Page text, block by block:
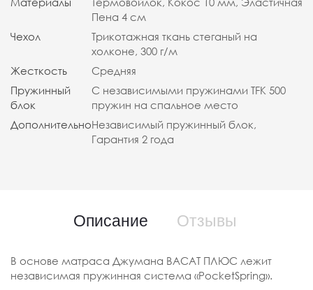
Пена 4 см
Чехол
Трикотажная ткань стеганый на
холконе, 300 г/м
Жесткость
Средняя
Пружинный
блок
С независимыми пружинами TFK 500
пружин на спальное место
ДополнительноНезависимый пружинный блок,
Гарантия 2 года
Описание Отзывы
В основе матраса Джумана ВАСАТ ПЛЮС лежит
независимая пружинная система «PocketSpring».